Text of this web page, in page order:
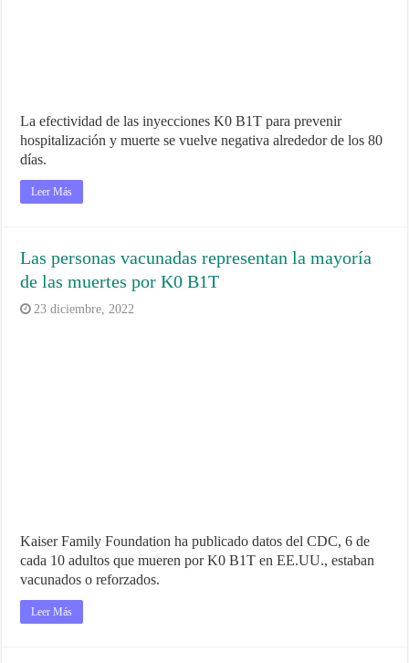
La efectividad de las inyecciones K0 B1T para prevenir
hospitalización y muerte se vuelve negativa alrededor de los 80
días.
Leer Más
Las personas vacunadas representan la mayoría
de las muertes por K0 B1T
23 diciembre, 2022
Kaiser Family Foundation ha publicado datos del CDC, 6 de
cada 10 adultos que mueren por K0 B1T en EE.UU., estaban
vacunados o reforzados.
Leer Más